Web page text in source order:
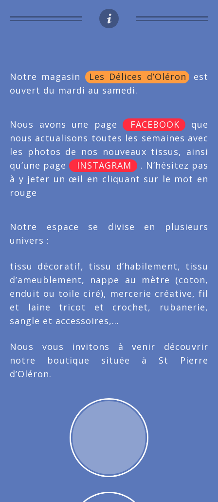
Notre magasin Les Délices d’Oléron est
ouvert du mardi au samedi.
Nous avons une page FACEBOOK
que
nous actualisons toutes les semaines avec
les photos de nos nouveaux tissus, ainsi
qu’une page
INSTAGRAM
. N’hésitez pas
à y jeter un œil en cliquant sur le mot en
rouge
Notre espace se divise en plusieurs
univers :
tissu décoratif, tissu d’habilement, tissu
d’ameublement, nappe au mètre (coton,
enduit ou toile ciré), mercerie créative, fil
et laine tricot et crochet, rubanerie,
sangle et accessoires,…
Nous vous invitons à venir découvrir
notre boutique située à St Pierre
d’Oléron.